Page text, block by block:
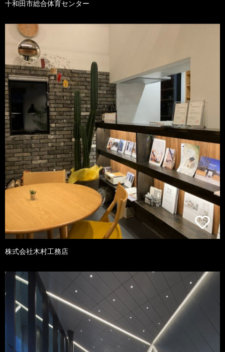
十和田市総合体育センター
株式会社木村工務店